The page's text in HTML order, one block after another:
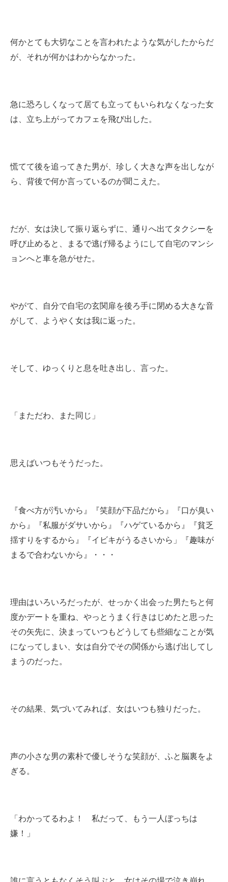
何かとても大切なことを言われたような気がしたからだ
が、それが何かはわからなかった。
急に恐ろしくなって居ても立ってもいられなくなった女
は、立ち上がってカフェを飛び出した。
慌てて後を追ってきた男が、珍しく大きな声を出しなが
ら、背後で何か言っているのが聞こえた。
だが、女は決して振り返らずに、通りへ出てタクシーを
呼び止めると、まるで逃げ帰るようにして自宅のマンシ
ョンへと車を急がせた。
やがて、自分で自宅の玄関扉を後ろ手に閉める大きな音
がして、ようやく女は我に返った。
そして、ゆっくりと息を吐き出し、言った。
「まただわ、また同じ」
思えばいつもそうだった。
『食べ方が汚いから』『笑顔が下品だから』『口が臭い
から』『私服がダサいから』『ハゲているから』『貧乏
揺すりをするから』『イビキがうるさいから」『趣味が
まるで合わないから』・・・
理由はいろいろだったが、せっかく出会った男たちと何
度かデートを重ね、やっとうまく行きはじめたと思った
その矢先に、決まっていつもどうしても些細なことが気
になってしまい、女は自分でその関係から逃げ出してし
まうのだった。
その結果、気づいてみれば、女はいつも独りだった。
声の小さな男の素朴で優しそうな笑顔が、ふと脳裏をよ
ぎる。
「わかってるわよ！ 私だって、もう一人ぼっちは
嫌！」